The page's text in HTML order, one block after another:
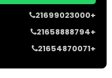
21699023000+
21658888794+
21654870071+